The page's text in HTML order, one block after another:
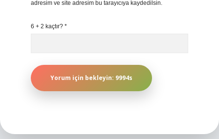
adresim ve site adresim bu tarayıcıya kaydedilsin.
6 + 2 kaçtır? *